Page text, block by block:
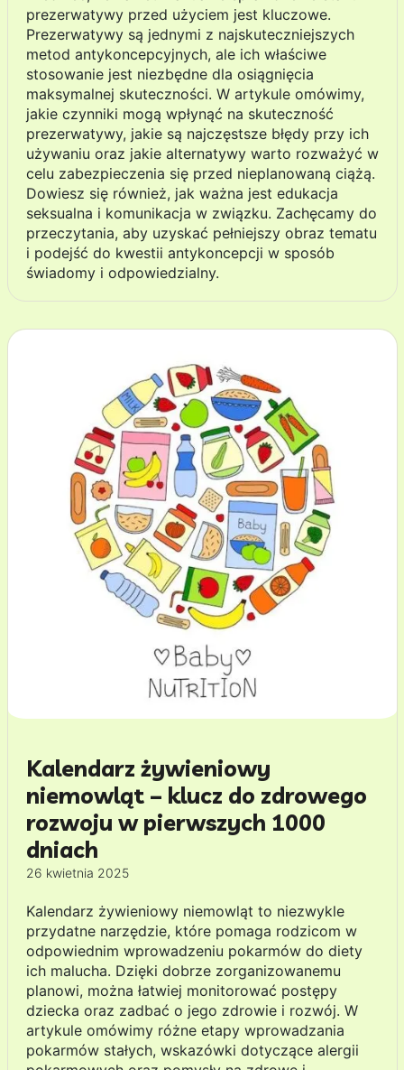
prezerwatywy przed użyciem jest kluczowe.
Prezerwatywy są jednymi z najskuteczniejszych
metod antykoncepcyjnych, ale ich właściwe
stosowanie jest niezbędne dla osiągnięcia
maksymalnej skuteczności. W artykule omówimy,
jakie czynniki mogą wpłynąć na skuteczność
prezerwatywy, jakie są najczęstsze błędy przy ich
używaniu oraz jakie alternatywy warto rozważyć w
celu zabezpieczenia się przed nieplanowaną ciążą.
Dowiesz się również, jak ważna jest edukacja
seksualna i komunikacja w związku. Zachęcamy do
przeczytania, aby uzyskać pełniejszy obraz tematu
i podejść do kwestii antykoncepcji w sposób
świadomy i odpowiedzialny.
Kalendarz żywieniowy
niemowląt – klucz do zdrowego
rozwoju w pierwszych 1000
dniach
26 kwietnia 2025
Kalendarz żywieniowy niemowląt to niezwykle
przydatne narzędzie, które pomaga rodzicom w
odpowiednim wprowadzeniu pokarmów do diety
ich malucha. Dzięki dobrze zorganizowanemu
planowi, można łatwiej monitorować postępy
dziecka oraz zadbać o jego zdrowie i rozwój. W
artykule omówimy różne etapy wprowadzania
pokarmów stałych, wskazówki dotyczące alergii